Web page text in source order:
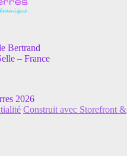
Bertrand
– France
2026
Construit avec Storefront &